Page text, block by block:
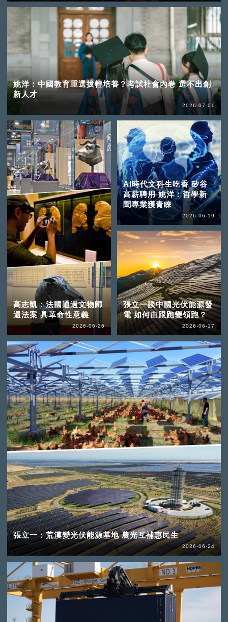
姚洋：中國教育重選拔輕培養？考試社會內卷 選不出創
新人才
2026-07-01
高志凱：法國通過文物歸
還法案 具革命性意義
2026-06-26
張立一：荒漠變光伏能源基地 農光互補惠民生
2026-06-24
AI時代文科生吃香 矽谷
高薪聘用 姚洋：哲學新
聞專業獲青睞
2026-06-19
張立一談中國光伏能源發
電 如何由跟跑變領跑？
2026-06-17